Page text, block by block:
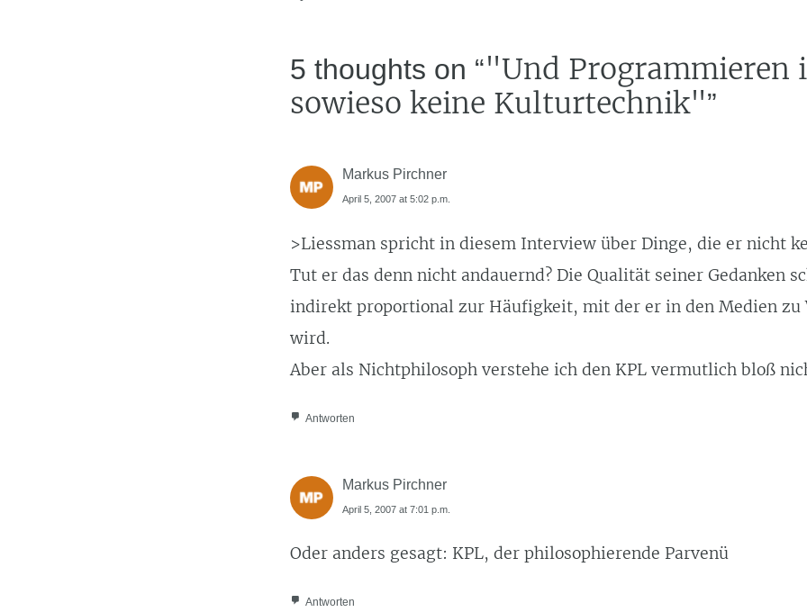
5 thoughts on “"Und Programmieren
sowieso keine Kulturtechnik"”
Markus Pirchner
April 5, 2007 at 5:02 p.m.
>Liessman spricht in diesem Interview über Dinge, die er nicht
Tut er das denn nicht andauernd? Die Qualität seiner Gedanken
indirekt proportional zur Häufigkeit, mit der er in den Medien zu
wird.
Aber als Nichtphilosoph verstehe ich den KPL vermutlich bloß
Antworten
Markus Pirchner
April 5, 2007 at 7:01 p.m.
Oder anders gesagt: KPL, der philosophierende Parvenü
Antworten